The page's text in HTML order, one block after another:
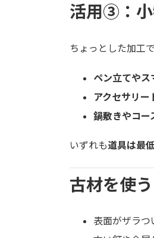
活用③：小
ちょっとした加工
ペン立てやス
アクセサリー
鍋敷きやコー
いずれも道具は最
古材を使
表面がザラつ